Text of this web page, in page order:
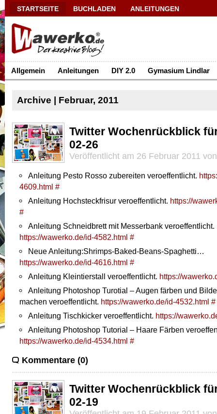
STARTSEITE BUCHLADEN ANLEITUNGEN
Allgemein Anleitungen DIY 2.0 Gymasium Lindlar
Archive | Februar, 2011
Twitter Wochenrückblick
02-26
Veröffentlicht am 26 Februar 2011
Anleitung Pesto Rosso zubereiten veroeffentlicht.
4609.html #
Anleitung Hochsteckfrisur veroeffentlicht. https://
#
Anleitung Schneidbrett mit Messerbank veroeffentlicht.
https://wawerko.de/id-4582.html #
Neue Anleitung:Shrimps-Baked-Beans-Spaghetti…
https://wawerko.de/id-4616.html #
Anleitung Kleintierstall veroeffentlicht. https://
Anleitung Photoshop Turotial – Augen färben und
machen veroeffentlicht. https://wawerko.de/id-4532.html #
Anleitung Tischkicker veroeffentlicht. https://
Anleitung Photoshop Tutorial – Haare Färben
https://wawerko.de/id-4534.html #
Kommentare (0)
Twitter Wochenrückblick
02-19